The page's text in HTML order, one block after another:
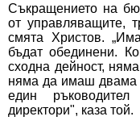
Съкращението на
от управляващите,
смята Христов.
бъдат обединени.
сходна дейност,
няма да имаш двама
един
директори", каза той.